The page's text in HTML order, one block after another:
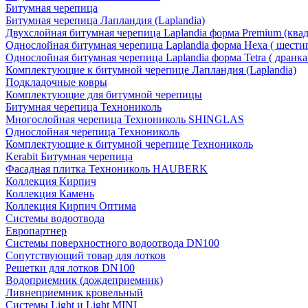
Битумная черепица
Битумная черепица Лапландия (Laplandia)
Двухслойная битумная черепица Laplandia форма Premium
Однослойная битумная черепица Laplandia форма Hexa (
Однослойная битумная черепица Laplandia форма Tetra (
Комплектующие к битумной черепице Лапландия (Laplandia)
Подкладочные ковры
Комплектующие для битумной черепицы
Битумная черепица Технониколь
Многослойная черепица Технониколь SHINGLAS
Однослойная черепица Технониколь
Комплектующие к битумной черепице Технониколь
Kerabit Битумная черепица
Фасадная плитка Технониколь HAUBERK
Кол​лекция Кирпич
Кол​лекция Камень
Коллекция Кирпич Оптима
Системы водоотвода
Европартнер
Системы поверхностного водоотвода DN100
Сопутствующий товар для лотков
Решетки для лотков DN100
Водоприемник (дождеприемник)
Ливнеприемник кровельный
Системы Light и Light MINI